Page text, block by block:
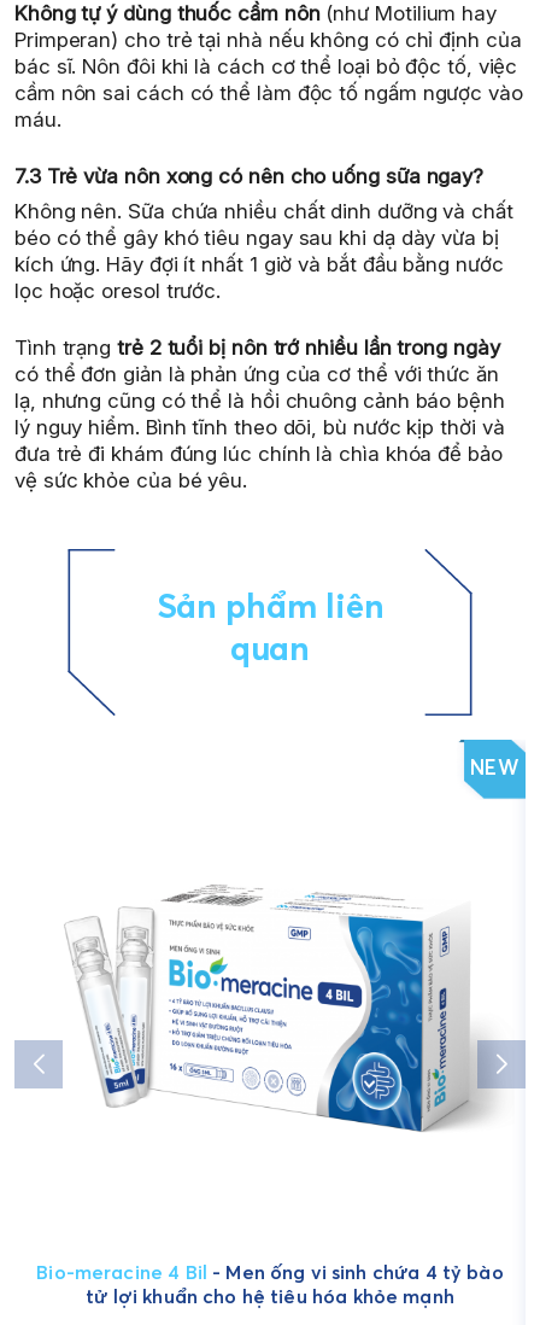
Không tự ý dùng thuốc cầm nôn(như Motilium hay
Primperan) cho trẻ tại nhà nếu không có chỉ định của
bác sĩ. Nôn đôi khi là cách cơ thể loại bỏ độc tố, việc
cầm nôn sai cách có thể làm độc tố ngấm ngược vào
máu.
7.3 Trẻ vừa nôn xong có nên cho uống sữa ngay?
Không nên. Sữa chứa nhiều chất dinh dưỡng và chất
béo có thể gây khó tiêu ngay sau khi dạ dày vừa bị
kích ứng. Hãy đợi ít nhất 1 giờ và bắt đầu bằng nước
lọc hoặc oresol trước.
Tình trạngtrẻ 2 tuổi bị nôn trớ nhiều lần trong ngày
có thể đơn giản là phản ứng của cơ thể với thức ăn
lạ, nhưng cũng có thể là hồi chuông cảnh báo bệnh
lý nguy hiểm. Bình tĩnh theo dõi, bù nước kịp thời và
đưa trẻ đi khám đúng lúc chính là chìa khóa để bảo
vệ sức khỏe của bé yêu.
Sản phẩm liên
quan
NEW
Bio-meracine 4 Bil - Men ống vi sinh chứa 4 tỷ bào
tử lợi khuẩn cho hệ tiêu hóa khỏe mạnh